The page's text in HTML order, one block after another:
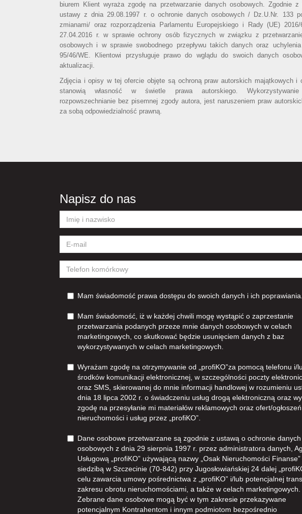
biurem Klient wyraża zgodę na przetwarzanie danych osobowych. Zgodnie z
ustawy z dnia 29.08.1997 r. o ochronie danych osobowych / Dz.U.Nr. 133
zmianami/ oraz rozporządzenia Parlamentu Europejskiego i Rady (UE)
27.04.2016 r. w sprawie ochrony osób fizycznych w związku z
osobowych i w sprawie swobodnego przepływu takich danych oraz
95/46/WE. Klientowi przysługuje prawo do wglądu do swoich danych
aktualizacji.
Zdjęcia i opisy w tej ofercie objęte są ochroną praw autorskich majątkowych i
stanowią własność w świetle prawa autorskiego.
rozpowszechnianie bez pisemnej zgody autora, jest naruszeniem praw
za sobą odpowiedzialność prawną.
Napisz do nas
Mam świadomość prawa dostępu do swoich danych i ich poprawiania.
Mam świadomość, iż w każdej chwili mogę wystąpić o zaprzestanie
przetwarzania podanych przeze mnie danych osobowych w celach
marketingowych, co skutkować będzie usunięciem danych z baz
wykorzystywanych w celach marketingowych.
Wyrażam zgodę na otrzymywanie od „profiKO”za pomocą telefonu i/
środków komunikacji elektronicznej, w szczególności poczty
oraz SMS, skierowanej do mnie informacji handlowej w rozumieniu
dnia 18 lipca 2002 r. o świadczeniu usług drogą elektroniczną oraz
zgodę na przesyłanie mi materiałów reklamowych oraz ofert/ogłoszeń
nieruchomości i usług przez „profiKO”.
Dane osobowe przetwarzane są zgodnie z ustawą o ochronie danych
osobowych z dnia 29 sierpnia 1997 r. przez administratora danych,
Usługową „profiKO” używającą nazwy „Osak Nieruchomości Finanse”
siedzibą w Szczecinie (70-842) przy Jugosłowiańskiej 24 dalej
celu zawarcia umowy pośrednictwa z „profiKO” i/lub potencjalnej
zakresu obrotu nieruchomościami, a także w celach marketingowych.
Zebrane dane osobowe mogą być w tym zakresie przekazywane
potencjalnym Kontrahentom i innym podmiotom bezpośrednio